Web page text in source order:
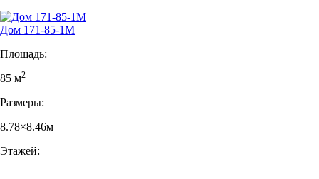
Дом 171-85-1М
Площадь:
85 м2
Размеры:
8.78×8.46м
Этажей: